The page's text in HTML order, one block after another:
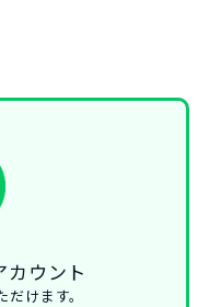
ウント
けます。